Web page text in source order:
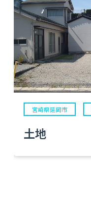
宮崎県延岡市
土地